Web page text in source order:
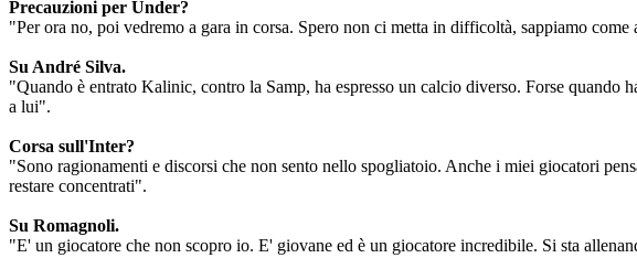
Precauzioni per Under?
"Per ora no, poi vedremo a gara in corsa. Spero non ci metta in difficoltà, sappiamo
Su André Silva.
"Quando è entrato Kalinic, contro la Samp, ha espresso un calcio diverso. Forse
a lui".
Corsa sull'Inter?
"Sono ragionamenti e discorsi che non sento nello spogliatoio. Anche i miei giocatori
restare concentrati".
Su Romagnoli.
"E' un giocatore che non scopro io. E' giovane ed è un giocatore incredibile. Si sta